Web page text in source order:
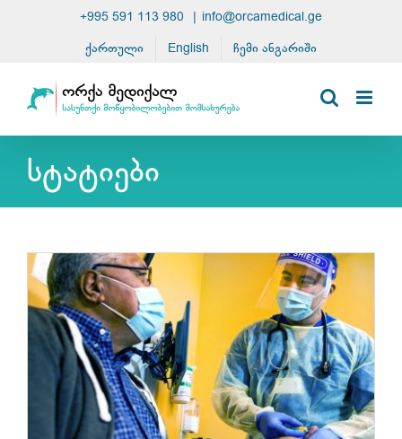
+995 591 113 980 | info@orcamedical.ge
ქართული
English ჩემი ანგარიში
სტატიები